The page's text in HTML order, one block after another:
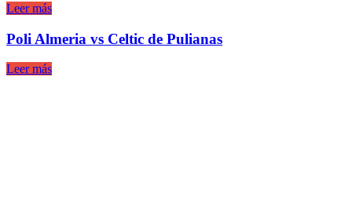
Leer más
Poli Almeria vs Celtic de Pulianas
Leer más